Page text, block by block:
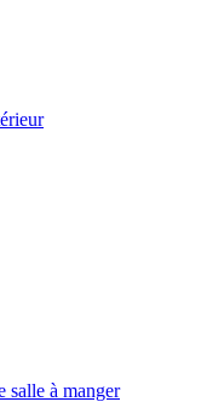
salle à manger